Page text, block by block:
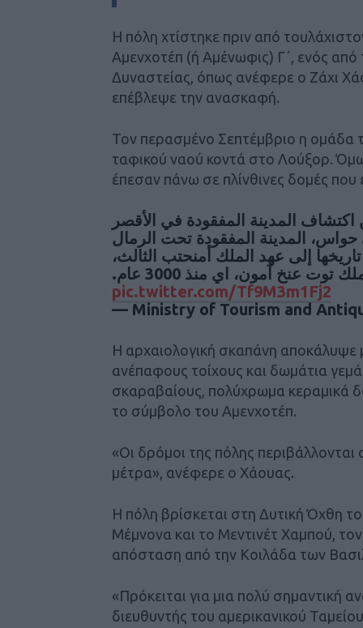
Η πόλη χτίστηκε πριν από
Αμενχοτέπ (ή Αμένωφις) Γ΄, ενός
Δυναστείας, όπως ανέφερε ο Ζάχι
επέβλεψε την ανασκαφή.
Τον περασμένο Σεπτέμβριο η ομάδα
ταφικού ναού κοντά στο Λούξορ.
έπεσαν πάνω σε πλίνθινες δομές που
المدينة المفقودة في الأقصر
حواس، المدينة المفقودة تحت الرمال
إلى عهد الملك أمنحتب الثالث،
عنخ آمون، اي منذ 3000 عام.
pic.twitter.com/Tf9M3m1Fj2
— Ministry of Tourism and
Η αρχαιολογική σκαπάνη αποκάλυψε
ανέπαφους τοίχους και δωμάτια
σκαραβαίους, πολύχρωμα κεραμικά
το σύμβολο του Αμενχοτέπ.
«Οι δρόμοι της πόλης
μέτρα», ανέφερε ο Χάουας.
Η πόλη βρίσκεται στη Δυτική Όχθη
Μέμνονα και το Μεντινέτ Χαμπού,
απόσταση από την Κοιλάδα των
«Πρόκειται για μια πολύ σημαντική
διευθυντής του αμερικανικού